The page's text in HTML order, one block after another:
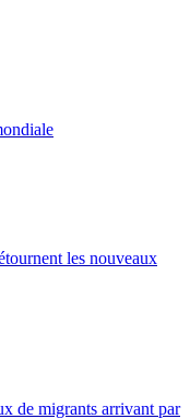
les nouveaux
de migrants arrivant par